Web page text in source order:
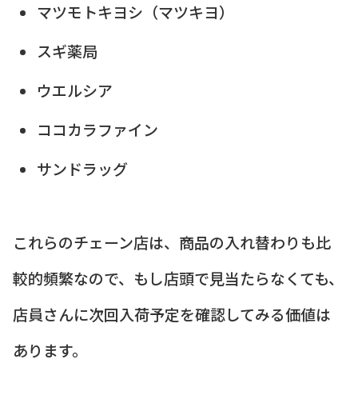
マツモトキヨシ（マツキヨ）
スギ薬局
ウエルシア
ココカラファイン
サンドラッグ
これらのチェーン店は、商品の入れ替わりも比
較的頻繁なので、もし店頭で見当たらなくても、
店員さんに次回入荷予定を確認してみる価値は
あります。